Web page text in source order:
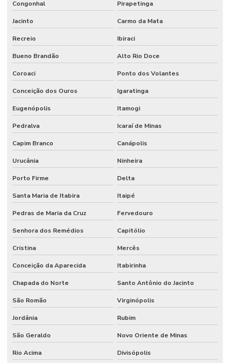
Congonhal Pirapetinga
Jacinto Carmo da Mata
Recreio Ibiraci
Bueno Brandão Alto Rio Doce
Coroaci Ponto dos Volantes
Conceição dos Ouros Igaratinga
Eugenópolis Itamogi
Pedralva Icaraí de Minas
Capim Branco Canápolis
Urucânia Ninheira
Porto Firme Delta
Santa Maria de Itabira Itaipé
Pedras de Maria da Cruz Fervedouro
Senhora dos Remédios Capitólio
Cristina Mercês
Conceição da Aparecida Itabirinha
Chapada do Norte Santo Antônio do Jacinto
São Romão Virginópolis
Jordânia Rubim
São Geraldo Novo Oriente de Minas
Rio Acima Divisópolis